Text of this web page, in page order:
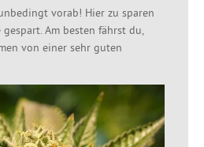
vorab! Hier zu sparen
Am besten fährst du,
von einer sehr guten